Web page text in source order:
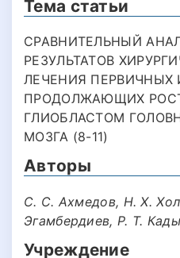
Тема статьи
СРАВНИТЕЛЬНЫЙ
РЕЗУЛЬТАТОВ
ЛЕЧЕНИЯ ПЕРВИЧНЫХ
ПРОДОЛЖАЮЩИХ
ГЛИОБЛАСТОМ
МОЗГА (8-11)
Авторы
С. С. Ахмедов, Н. Х.
Эгамбердиев, Р. Т.
Учреждение